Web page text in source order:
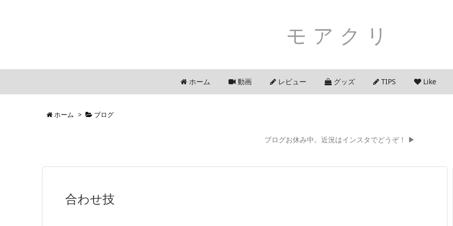
モアクリ
ホーム 動画 レビュー グッズ TIPS Like
ホーム > ブログ
ブログお休み中。近況はインスタでどうぞ！ ▶
合わせ技